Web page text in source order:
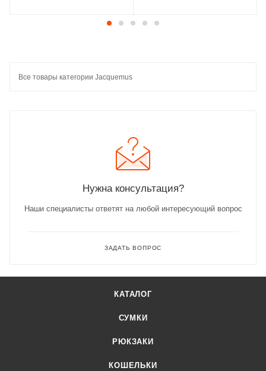
Все товары категории Jacquemus
Нужна консультация?
Наши специалисты ответят на любой интересующий вопрос
ЗАДАТЬ ВОПРОС
КАТАЛОГ
СУМКИ
РЮКЗАКИ
КОШЕЛЬКИ